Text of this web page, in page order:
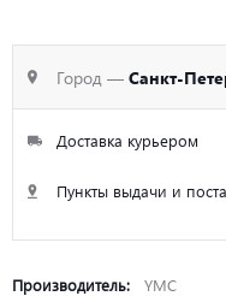
Город — Санкт-
Доставка курьером
Пункты выдачи и
Производитель: YMC